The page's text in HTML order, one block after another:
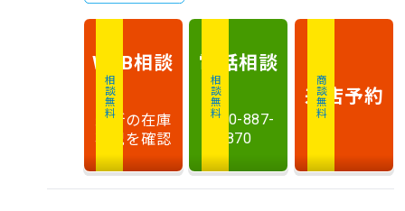
相談無料
WEB相談
最新の在庫
状況を確認
相談無料
電話相談
0120-887-
870
商談無料
来店予約